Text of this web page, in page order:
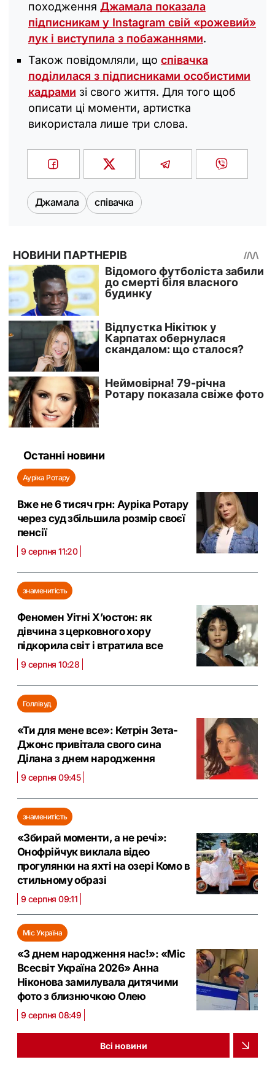
походження Джамала показала
підписникам у Instagram свій «рожевий»
лук і виступила з побажаннями.
Також повідомляли, що співачка
поділилася з підписниками особистими
кадрами зі свого життя. Для того щоб
описати ці моменти, артистка
використала лише три слова.
Джамала співачка
Останні новини
Ауріка Ротару
Вже не 6 тисяч грн: Ауріка Ротару
через суд збільшила розмір своєї
пенсії
9 серпня 11:20
знаменитість
Феномен Уітні Х’юстон: як
дівчина з церковного хору
підкорила світ і втратила все
9 серпня 10:28
Голлівуд
«Ти для мене все»: Кетрін Зета-
Джонс привітала свого сина
Ділана з днем народження
9 серпня 09:45
знаменитість
«Збирай моменти, а не речі»:
Онофрійчук виклала відео
прогулянки на яхті на озері Комо в
стильному образі
9 серпня 09:11
Міс Україна
«З днем народження нас!»: «Міс
Всесвіт Україна 2026» Анна
Ніконова замилувала дитячими
фото з близнючкою Олею
9 серпня 08:49
Всі новини